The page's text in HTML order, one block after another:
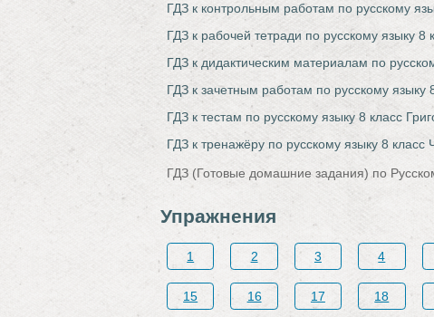
ГДЗ к контрольным работам по русскому
ГДЗ к рабочей тетради по русскому языку
ГДЗ к дидактическим материалам по
ГДЗ к зачетным работам по русскому языку
ГДЗ к тестам по русскому языку 8 класс
ГДЗ к тренажёру по русскому языку 8
ГДЗ (Готовые домашние задания) по
Упражнения
1 2 3 4
15 16 17 18